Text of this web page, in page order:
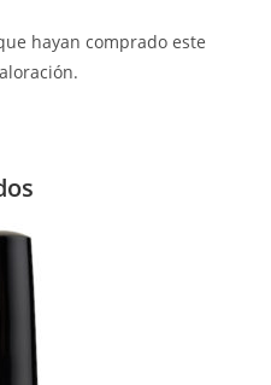
hayan comprado este